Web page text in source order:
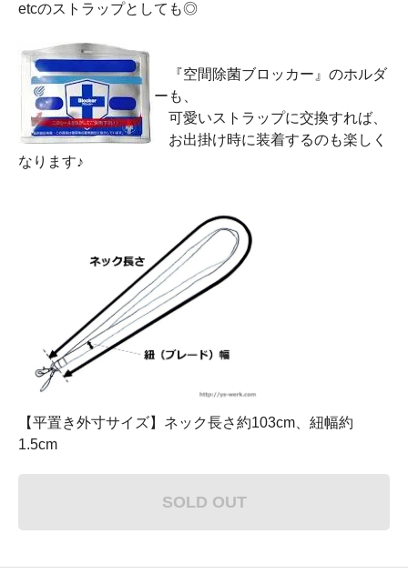
etcのストラップとしても◎
『空間除菌ブロッカー』のホルダ
ーも、
可愛いストラップに交換すれば、
お出掛け時に装着するのも楽しく
なります♪
【平置き外寸サイズ】ネック長さ約103cm、紐幅約
1.5cm
SOLD OUT